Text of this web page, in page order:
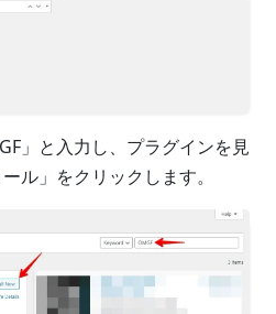
」と入力し、プラグインを見
ル」をクリックします。